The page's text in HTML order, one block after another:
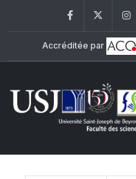
Facebook
Accréditée par